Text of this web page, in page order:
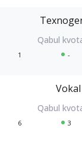
1 -
6 3